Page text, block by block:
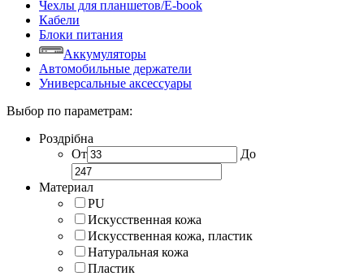
Чехлы для планшетов/E-book
Кабели
Блоки питания
Аккумуляторы
Автомобильные держатели
Универсальные аксессуары
Выбор по параметрам:
Роздрібна
От
До
Материал
PU
Искусственная кожа
Искусственная кожа, пластик
Натуральная кожа
Пластик